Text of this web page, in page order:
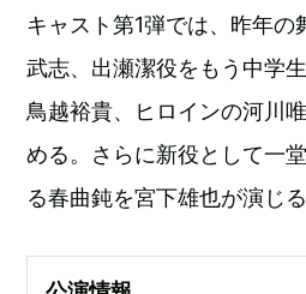
キャスト第1弾では、昨年
武志、出瀬潔役をもう中学
鳥越裕貴、ヒロインの河川
める。さらに新役として一
る春曲鈍を宮下雄也が演じる